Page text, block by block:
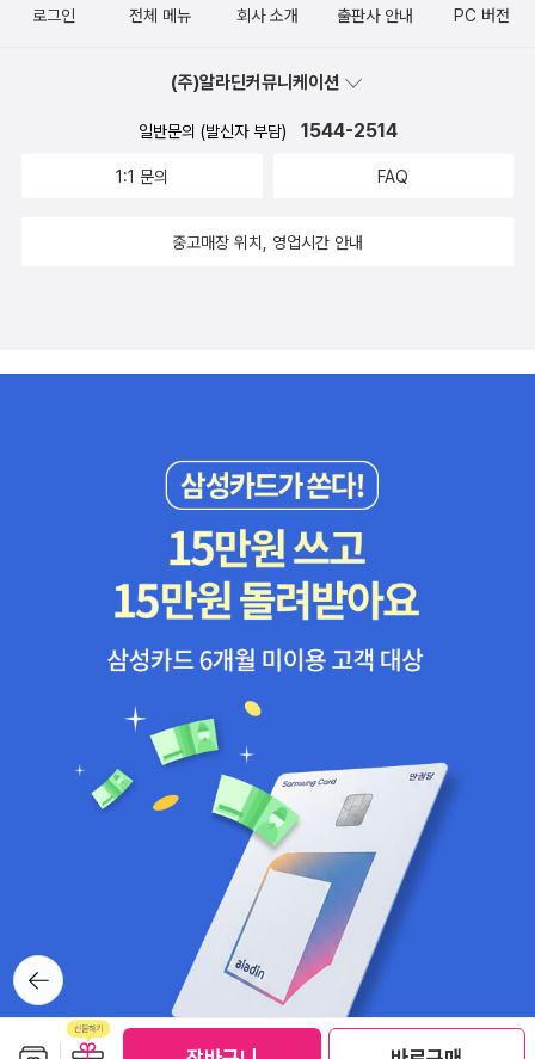
선물하기
뒤로가
기
로그인 전체 메뉴 회사 소개 출판사 안내 PC 버전
(주)알라딘커뮤니케이션
일반문의 (발신자 부담) 1544-2514
1:1 문의 FAQ
중고매장 위치, 영업시간 안내